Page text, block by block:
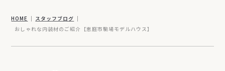
HOME
スタッフブログ
おしゃれな内装材のご紹介【恵庭市駒場モデルハウス】